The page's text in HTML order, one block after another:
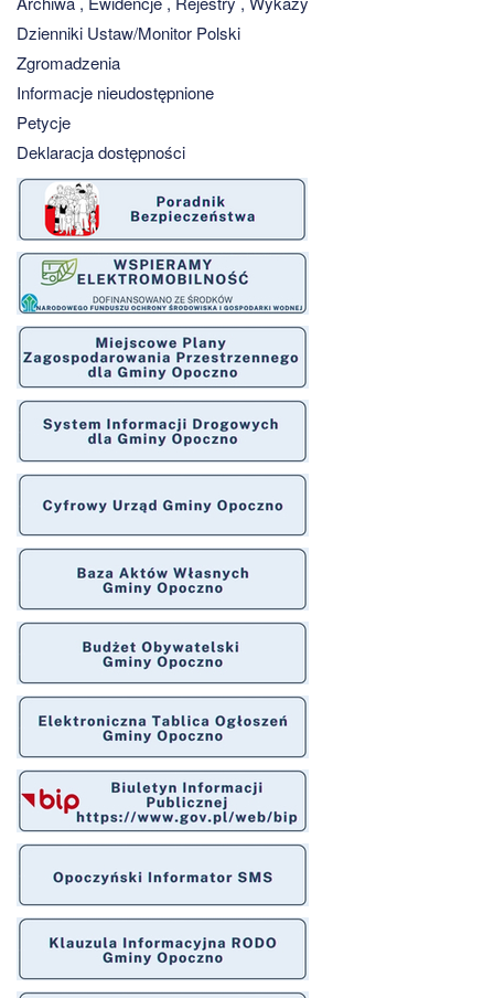
Dzienniki Ustaw/Monitor Polski
Zgromadzenia
Informacje nieudostępnione
Petycje
Deklaracja dostępności